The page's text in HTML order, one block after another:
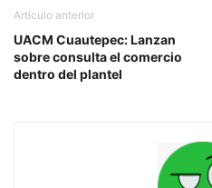
Artículo anterior
UACM Cuautepec: Lanzan
sobre consulta el comercio
dentro del plantel